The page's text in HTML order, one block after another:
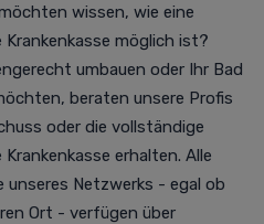
wissen, wie eine
möglich ist?
umbauen oder Ihr Bad
beraten unsere Profis
oder die vollständige
erhalten. Alle
Netzwerks - egal ob
Ort - verfügen über